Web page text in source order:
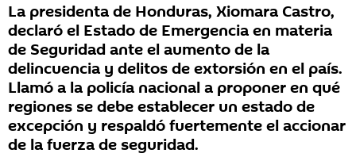
La presidenta de Honduras, Xiomara Castro,
declaró el Estado de Emergencia en materia
de Seguridad ante el aumento de la
delincuencia y delitos de extorsión en el país.
Llamó a la policía nacional a proponer en qué
regiones se debe establecer un estado de
excepción y respaldó fuertemente el accionar
de la fuerza de seguridad.